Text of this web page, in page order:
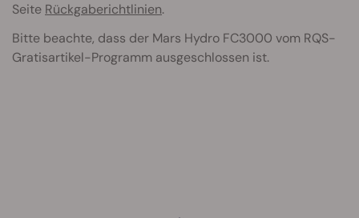
Seite Rückgaberichtlinien.
Bitte beachte, dass der Mars Hydro FC3000 vom RQS-
Gratisartikel-Programm ausgeschlossen ist.